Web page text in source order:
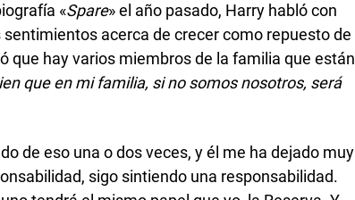
«Spare» el año pasado, Harry habló con
acerca de crecer como repuesto de
que hay varios miembros de la familia que están
que en mi familia, si no somos nosotros, será
de eso una o dos veces, y él me ha dejado muy
sigo sintiendo una responsabilidad.